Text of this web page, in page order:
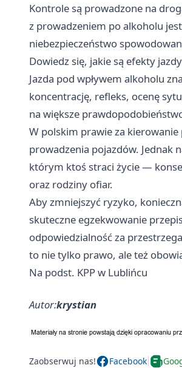
Kontrole są prowadzone na
z prowadzeniem po alkoholu
niebezpieczeństwo
Dowiedz się, jakie są efekty
Jazda pod wpływem alkoholu
koncentrację, refleks, ocenę
na większe
W polskim prawie za
prowadzenia pojazdów. Jednak
którym ktoś straci życie —
oraz rodziny ofiar.
Aby zmniejszyć ryzyko,
skuteczne egzekwowanie
odpowiedzialność za
to nie tylko prawo, ale też
Na podst. KPP w Lublińcu
Autor:krystian
Zaobserwuj nas! Facebook